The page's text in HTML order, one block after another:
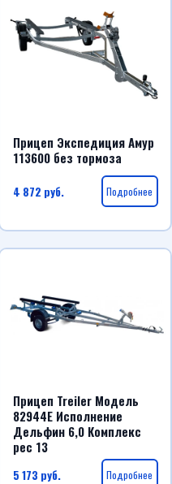
Прицеп Экспедиция Амур
113600 без тормоза
4 872 руб. Подробнее
Прицеп Treiler Модель
82944E Исполнение
Дельфин 6,0 Комплекс
рес 13
5 173 руб. Подробнее